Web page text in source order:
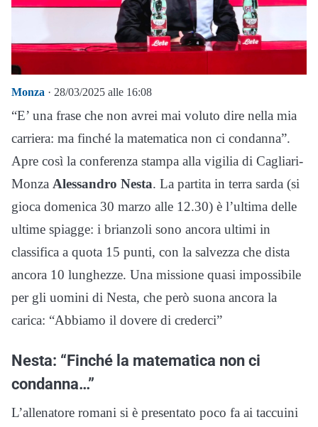
Monza · 28/03/2025 alle 16:08
“E’ una frase che non avrei mai voluto dire nella mia
carriera: ma finché la matematica non ci condanna”.
Apre così la conferenza stampa alla vigilia di Cagliari-
Monza Alessandro Nesta. La partita in terra sarda (si
gioca domenica 30 marzo alle 12.30) è l’ultima delle
ultime spiagge: i brianzoli sono ancora ultimi in
classifica a quota 15 punti, con la salvezza che dista
ancora 10 lunghezze. Una missione quasi impossibile
per gli uomini di Nesta, che però suona ancora la
carica: “Abbiamo il dovere di crederci”
Nesta: “Finché la matematica non ci
condanna…”
L’allenatore romani si è presentato poco fa ai taccuini